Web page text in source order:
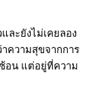
ละยังไม่เคยลอง
ความสุขจากการ
อน แต่อยู่ที่ความ